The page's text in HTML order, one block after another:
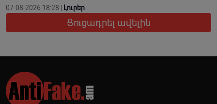
07-08-2026 18:28 | Լուրեր
Ցուցադրել ավելին